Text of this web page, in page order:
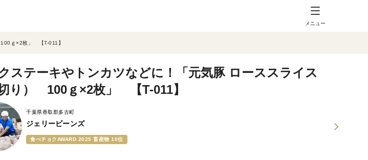
メニュー
ｇ×2枚」 【T-011】
ステーキやトンカツなどに！「元気豚 ローススライス
切り） 100ｇ×2枚」 【T-011】
千葉県香取郡多古町
ジェリービーンズ
食べチョクAWARD 2025 畜産物 10位